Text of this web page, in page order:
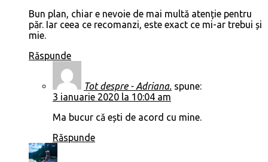
Bun plan, chiar e nevoie de mai multă atenție pentru
păr. Iar ceea ce recomanzi, este exact ce mi-ar trebui și
mie.
Răspunde
Tot despre - Adriana. spune:
3 ianuarie 2020 la 10:04 am
Ma bucur că ești de acord cu mine.
Răspunde